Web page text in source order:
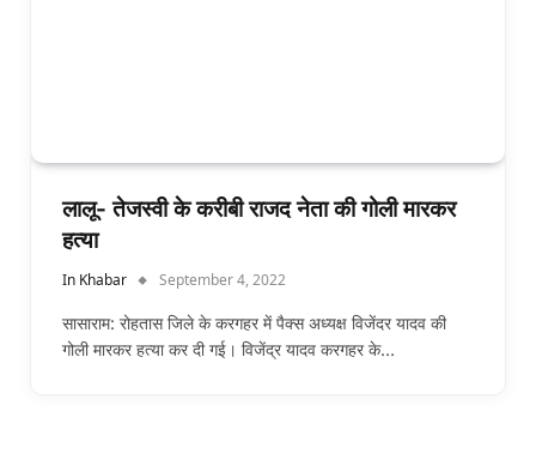
लालू- तेजस्वी के करीबी राजद नेता की गोली मारकर
हत्या
In Khabar September 4, 2022
सासाराम: रोहतास जिले के करगहर में पैक्स अध्यक्ष विजेंदर यादव की
गोली मारकर हत्या कर दी गई। विजेंद्र यादव करगहर के…